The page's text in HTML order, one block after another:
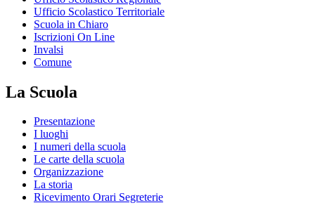
Ufficio Scolastico Territoriale
Scuola in Chiaro
Iscrizioni On Line
Invalsi
Comune
La Scuola
Presentazione
I luoghi
I numeri della scuola
Le carte della scuola
Organizzazione
La storia
Ricevimento Orari Segreterie